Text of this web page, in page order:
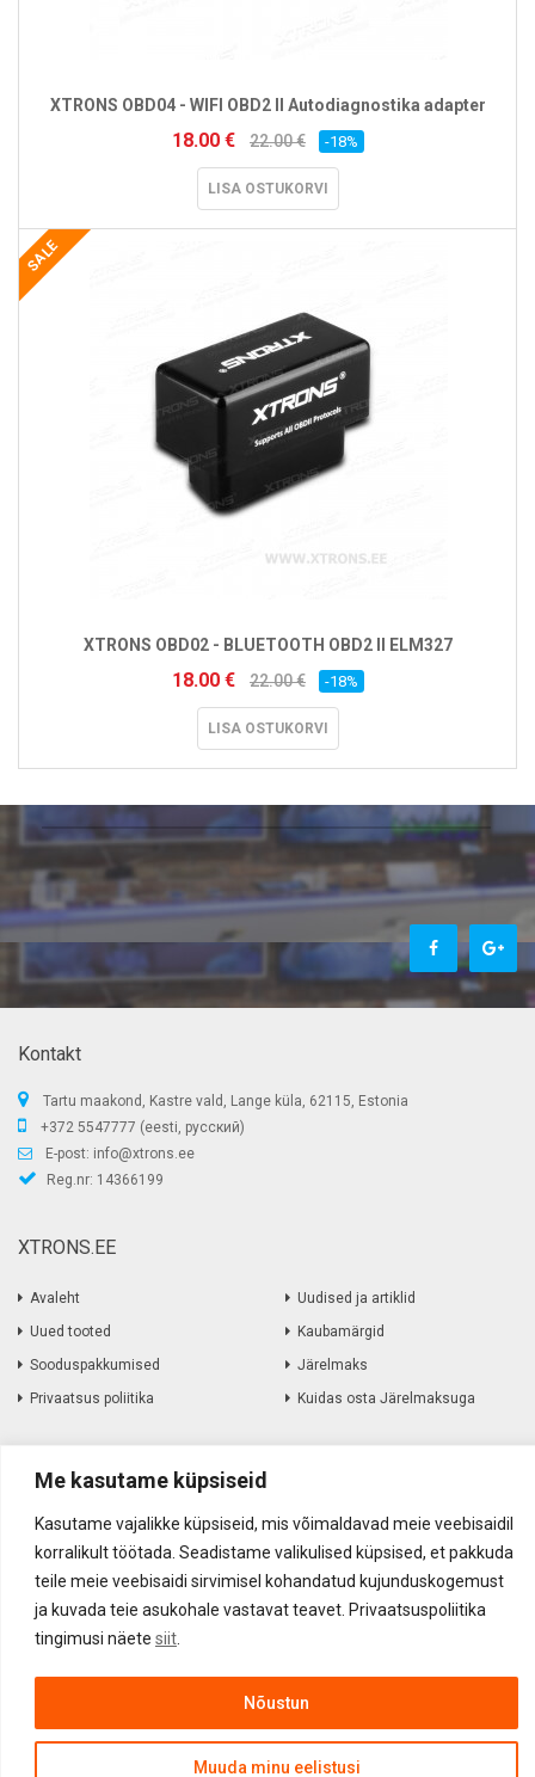
Me kasutame küpsiseid
Kasutame vajalikke küpsiseid, mis võimaldavad meie veebisaidil
korralikult töötada. Seadistame valikulised küpsised, et pakkuda
teile meie veebisaidi sirvimisel kohandatud kujunduskogemust
ja kuvada teie asukohale vastavat teavet. Privaatsuspoliitika
tingimusi näete siit
Muuda minu eelistusi
Nõustun
XTRONS OBD04 - WIFI OBD2 II Autodiagnostika adapter
18.00 € 22.00 € -18%
LISA OSTUKORVI
SALE
XTRONS OBD02 - BLUETOOTH OBD2 II ELM327
18.00 € 22.00 € -18%
LISA OSTUKORVI
Kontakt
Tartu maakond, Kastre vald, Lange küla, 62115, Estonia
+372 5547777 (eesti, русский)
E-post: info@xtrons.ee
Reg.nr: 14366199
XTRONS.EE
Avaleht
Uued tooted
Sooduspakkumised
Privaatsus poliitika
Uudised ja artiklid
Kaubamärgid
Järelmaks
Kuidas osta Järelmaksuga
Informatsioon
Müügitingimused
Kohaletoimetamine
Firmast
Kontakt
Amortiseerunud elektroonika
Kauba tagastamine
Akustika Grupp OÜ ©2017